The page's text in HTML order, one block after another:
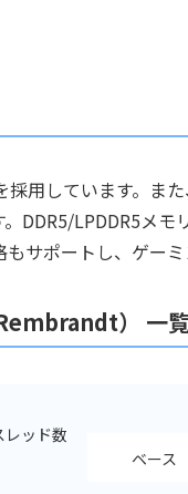
用しています。ま
DDR5/LPDDR5メ
サポートし、ゲー
） 一
レッド数
ベース